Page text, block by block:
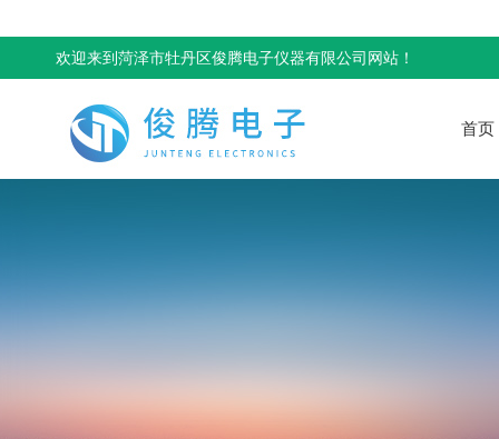
欢迎来到菏泽市牡丹区俊腾电子仪器有限公司网站！
首页